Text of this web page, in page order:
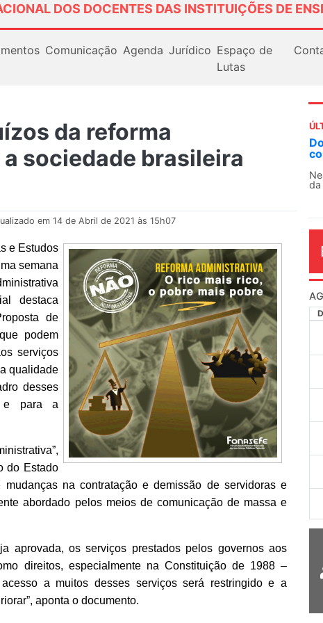
DOS DOCENTES DAS INSTITUIÇÕES DE
Comunicação Agenda Jurídico Espaço de
Lutas
da reforma
sociedade brasileira
em 14 de Abril de 2021 às 15h07
e Estudos
semana
destaca
de
podem
serviços
qualidade
desses
e para a
do Estado
na contratação e demissão de servidoras e
abordado pelos meios de comunicação de massa e
aprovada, os serviços prestados pelos governos aos
direitos, especialmente na Constituição de 1988 –
a muitos desses serviços será restringido e a
aponta o documento.
da